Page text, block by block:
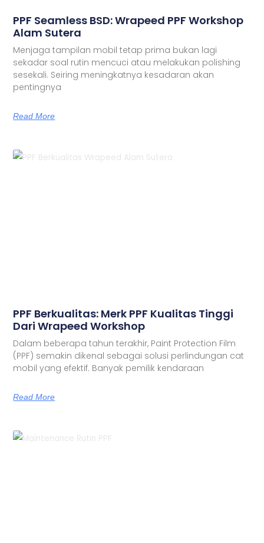
PPF Seamless BSD: Wrapeed PPF Workshop
Alam Sutera
Menjaga tampilan mobil tetap prima bukan lagi
sekadar soal rutin mencuci atau melakukan polishing
sesekali. Seiring meningkatnya kesadaran akan
pentingnya
Read More
PPF Berkualitas: Merk PPF Kualitas Tinggi
Dari Wrapeed Workshop
Dalam beberapa tahun terakhir, Paint Protection Film
(PPF) semakin dikenal sebagai solusi perlindungan cat
mobil yang efektif. Banyak pemilik kendaraan
Read More